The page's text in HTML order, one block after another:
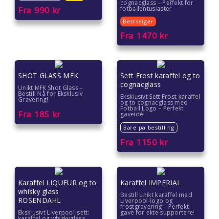
Gaver til ektefelle
Gaver til gutter
Gaver til henne
Gaver til jenter
Gaver til jubileet
Gaver til kolleger
Gaver til kona
Gaver til kundene
Fra 990 kr
cognacglass – Perfekt for
fotballentusiaster
Bestselger
Fra 1470 kr
SHOT GLASS MFK
Unikt MFK Shot Glass –
Bestill Nå for Eksklusiv
Gravering!
Fra 185 kr
Sett Frost karaffel og to
cognacglass
Eksklusivt Sett Frost karaffel
og to cognacglass med
Fotball Logo – Perfekt
gaveidé!
Bare pa bestilling
Fra 1150 kr
Karaffel LIQUEUR og to
whisky glass
ROSENDAHL
Eksklusivt Liverpool-sett:
Karaffel IMPERIAL
Bestill unikt karaffel med
Liverpool-logo og
frostgravering – Perfekt
gave for ekte supportere!